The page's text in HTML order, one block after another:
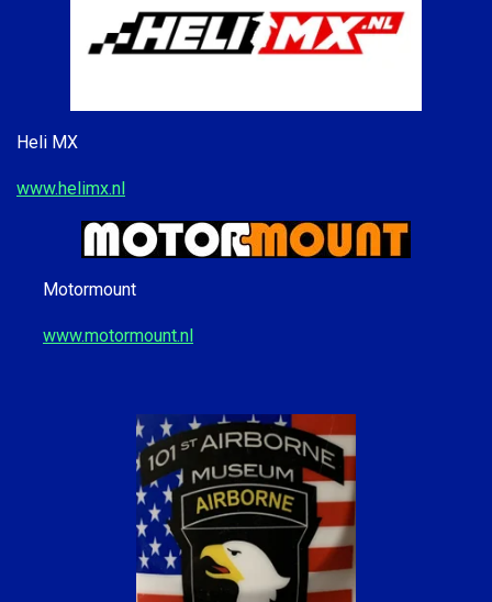
Heli MX
www.helimx.nl
Motormount
www.motormount.nl